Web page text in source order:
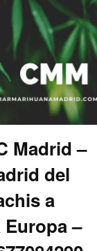
Madrid –
del
a
–